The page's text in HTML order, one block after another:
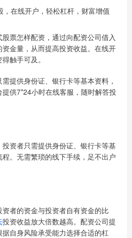
票怎样配资，通过向配资公司借入
金量，从而提高投资收益。在线开
触手可及。
提供身份证、银行卡等基本资料，
供7*24小时在线客服，随时解答投
资者只需提供身份证、银行卡等基
。无需繁琐的线下手续，足不出户
者的资金与投资者自有资金的比
投资收益放大倍数越高。配资公司提
自身风险承受能力选择合适的杠